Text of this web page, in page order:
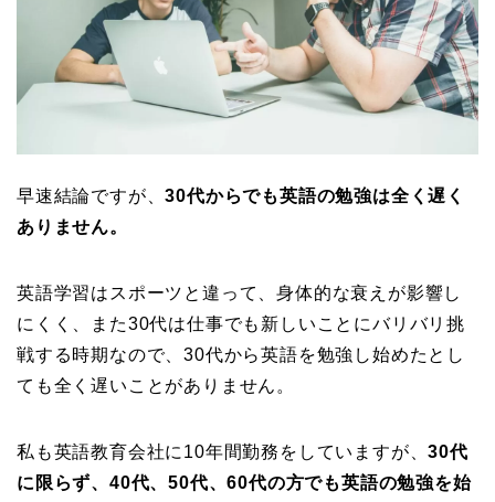
早速結論ですが、30代からでも英語の勉強は全く遅く
ありません。
英語学習はスポーツと違って、身体的な衰えが影響し
にくく、また30代は仕事でも新しいことにバリバリ挑
戦する時期なので、30代から英語を勉強し始めたとし
ても全く遅いことがありません。
私も英語教育会社に10年間勤務をしていますが、30代
に限らず、40代、50代、60代の方でも英語の勉強を始